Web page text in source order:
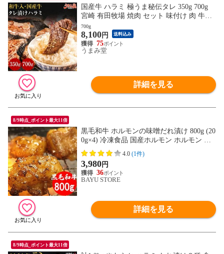
国産牛 ハラミ 極うま秘伝タレ 350g 700g
宮崎 有田牧場 焼肉 セット 味付け 肉 牛ハ
ラミ 和牛 入 送料無料 国産 ギフト プレゼ
ント 贈り物 お取り寄せ 高級 グルメ 土産
特産品 旨さに 訳あり 業務用 御祝 [産直]
700g
8,100円 送料込み
75
うまみ堂
詳細を見る
8/9時点_ポイント最大11倍
黒毛和牛 ホルモンの味噌だれ漬け 800g (20
0g×4) 冷凍食品 国産ホルモン ホルモン 小
腸 焼肉 バーベキュー BBQ おつまみ
4.0 (1件)
3,980円
36
BAYU STORE
詳細を見る
8/9時点_ポイント最大11倍